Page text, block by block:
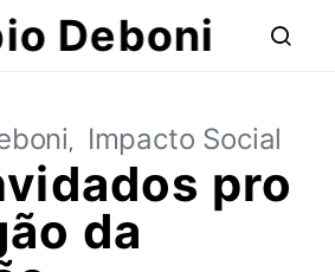
Deboni
Impacto Social
pro
da